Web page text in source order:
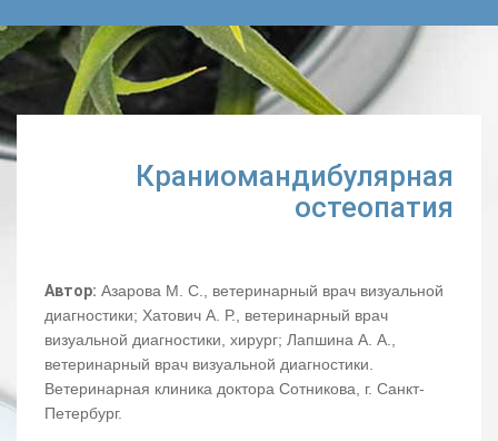
Краниомандибулярная
остеопатия
Автор: Азарова М. С., ветеринарный врач визуальной
диагностики; Хатович А. Р., ветеринарный врач
визуальной диагностики, хирург; Лапшина А. А.,
ветеринарный врач визуальной диагностики.
Ветеринарная клиника доктора Сотникова, г. Санкт-
Петербург.